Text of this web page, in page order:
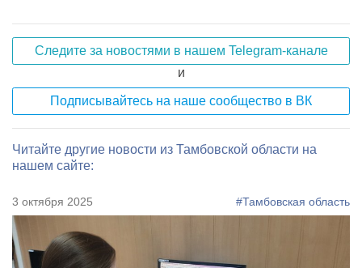
Следите за новостями в нашем Telegram-канале
и
Подписывайтесь на наше сообщество в ВК
Читайте другие новости из Тамбовской области на
нашем сайте:
3 октября 2025 #Тамбовская область